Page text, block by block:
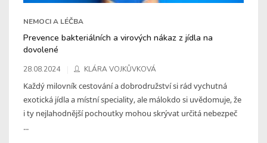
NEMOCI A LÉČBA
Prevence bakteriálních a virových nákaz z jídla na
dovolené
28.08.2024 KLÁRA VOJKŮVKOVÁ
Každý milovník cestování a dobrodružství si rád vychutná
exotická jídla a místní speciality, ale málokdo si uvědomuje, že
i ty nejlahodnější pochoutky mohou skrývat určitá nebezpeč
...